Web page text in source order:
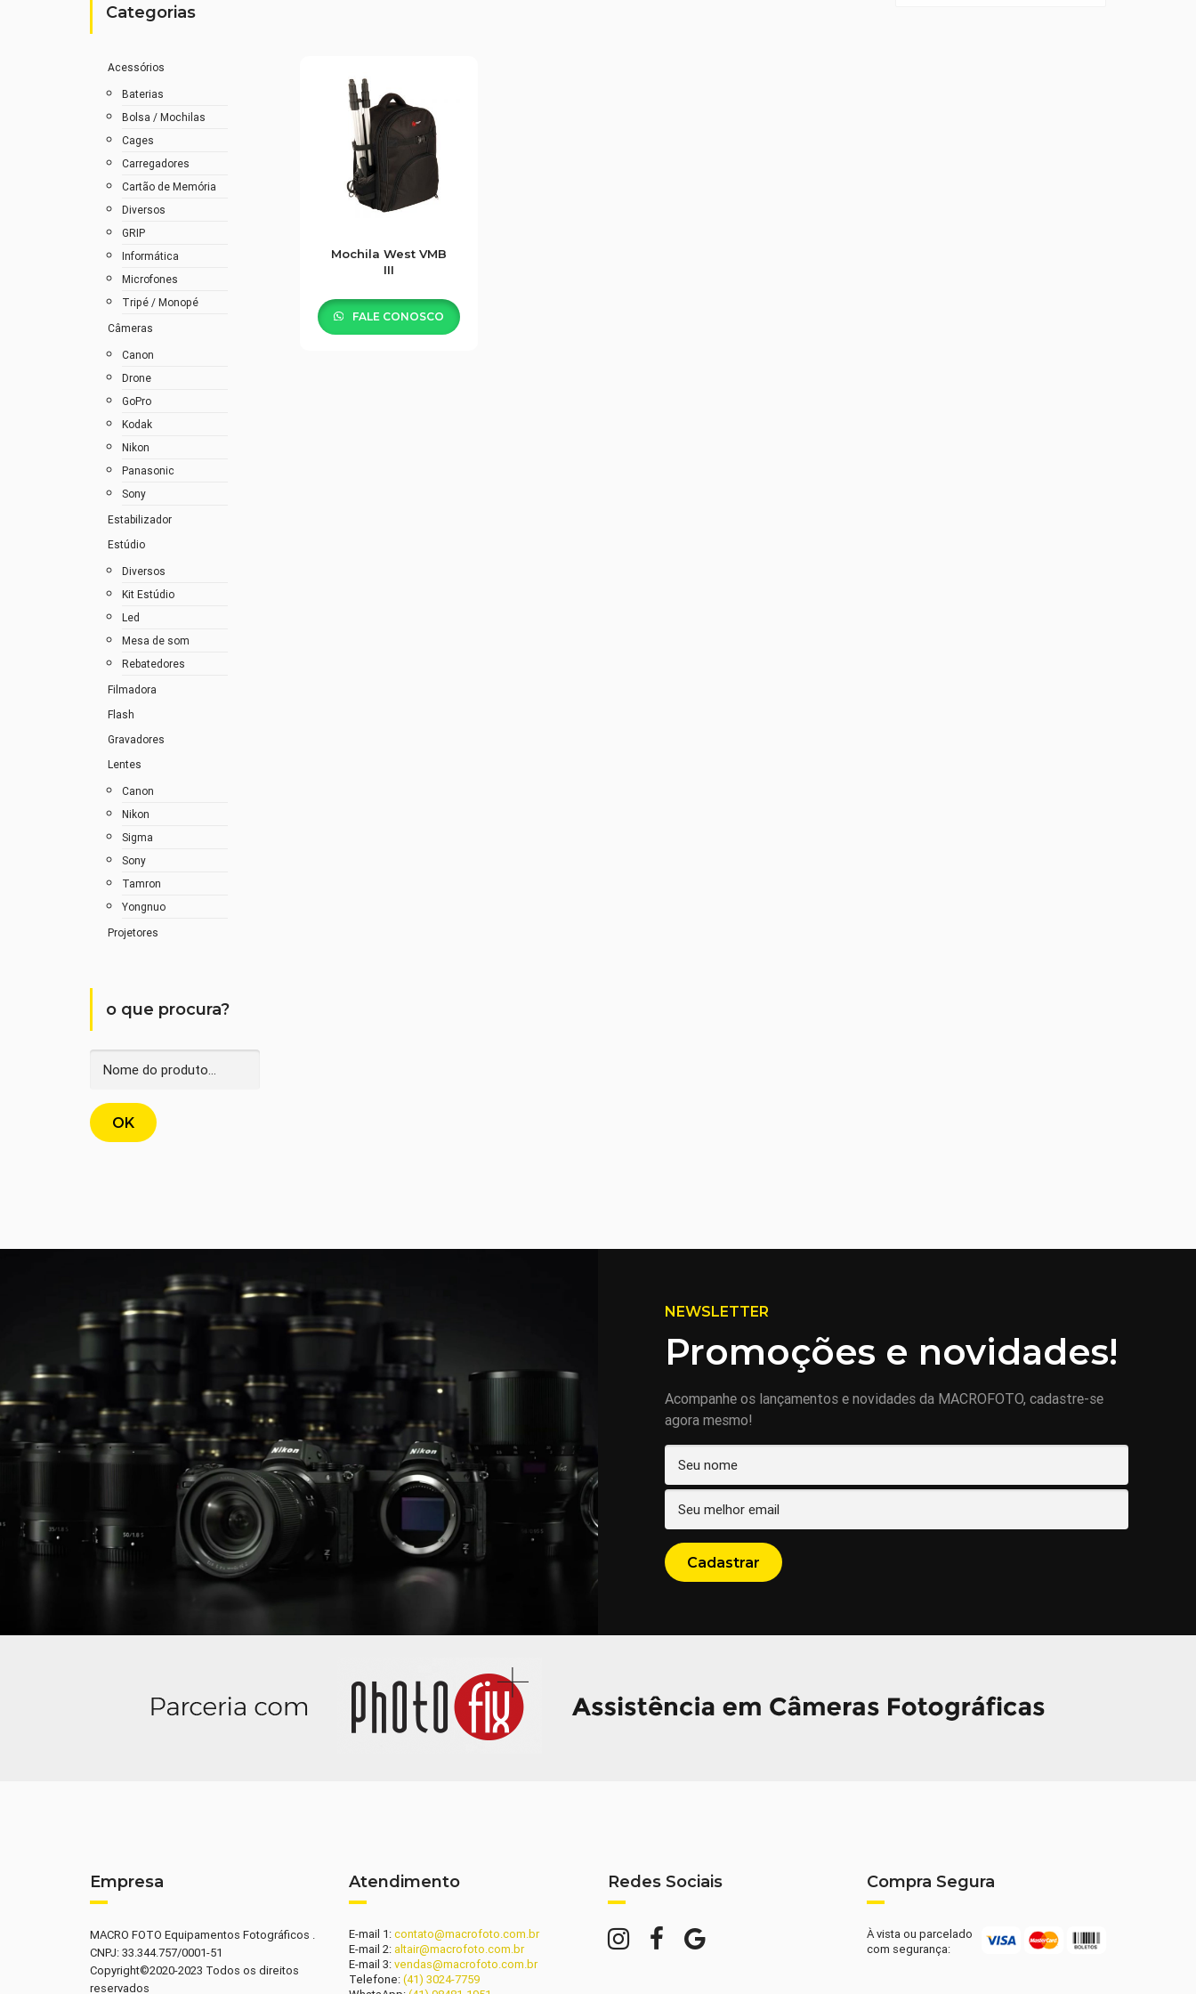
Categorias
Acessórios
Baterias
Bolsa / Mochilas
Cages
Carregadores
Cartão de Memória
Diversos
GRIP
Informática
Microfones
Tripé / Monopé
Câmeras
Canon
Drone
GoPro
Kodak
Nikon
Panasonic
Sony
Estabilizador
Estúdio
Diversos
Kit Estúdio
Led
Mesa de som
Rebatedores
Filmadora
Flash
Gravadores
Lentes
Canon
Nikon
Sigma
Sony
Tamron
Yongnuo
Projetores
o que procura?
Mochila West VMB
III
FALE CONOSCO
NEWSLETTER
Promoções e novidades!
Acompanhe os lançamentos e novidades da MACROFOTO, cadastre-se
agora mesmo!
Empresa
MACRO FOTO Equipamentos Fotográficos .
CNPJ: 33.344.757/0001-51
Copyright©2020-2023 Todos os direitos
reservados
Atendimento
E-mail 1:contato@macrofoto.com.br
E-mail 2: altair@macrofoto.com.br
E-mail 3:vendas@macrofoto.com.br
Telefone:(41) 3024-7759
Redes Sociais Compra Segura
À vista ou parcelado
com segurança: